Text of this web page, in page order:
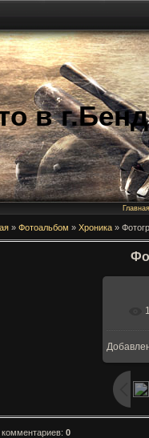
в
Главная
» Фотоальбом » Хроника »
комментариев: 0